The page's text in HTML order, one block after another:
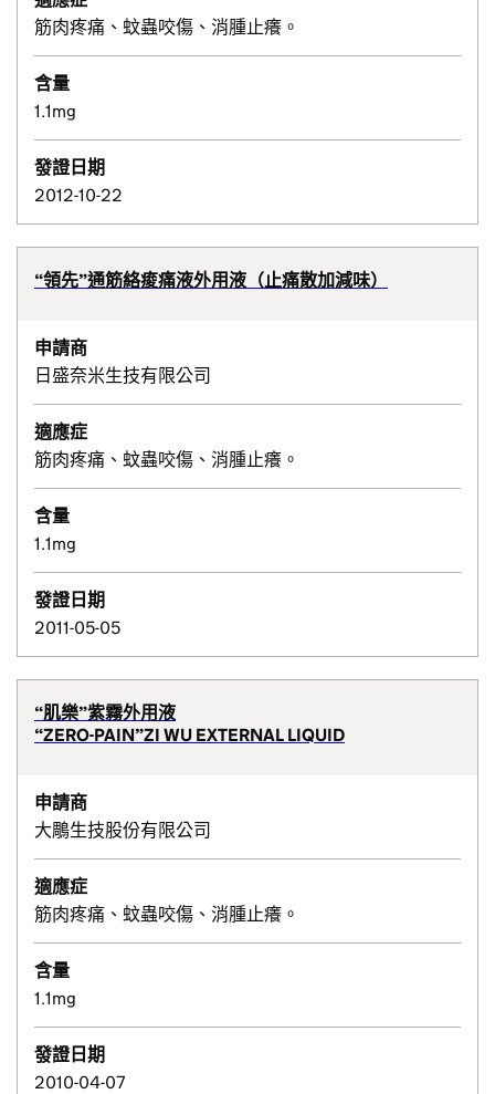
筋肉疼痛、蚊蟲咬傷、消腫止癢。
含量
1.1mg
發證日期
2012-10-22
“領先”通筋絡痠痛液外用液（止痛散加減味）
申請商
日盛奈米生技有限公司
適應症
筋肉疼痛、蚊蟲咬傷、消腫止癢。
含量
1.1mg
發證日期
2011-05-05
“肌樂”紫霧外用液
“ZERO-PAIN”ZI WU EXTERNAL LIQUID
申請商
大鵰生技股份有限公司
適應症
筋肉疼痛、蚊蟲咬傷、消腫止癢。
含量
1.1mg
發證日期
2010-04-07